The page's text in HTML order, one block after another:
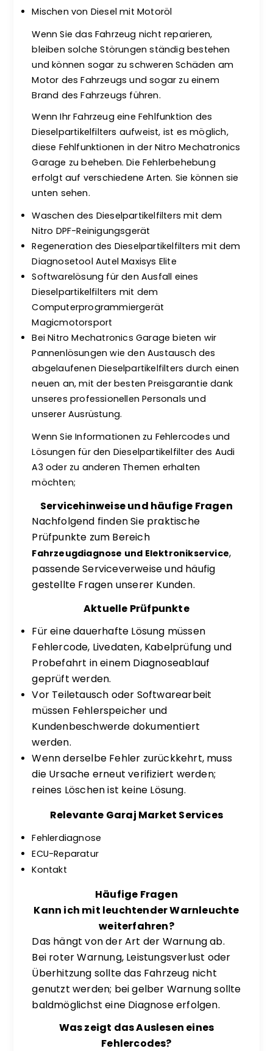
Mischen von Diesel mit Motoröl
Wenn Sie das Fahrzeug nicht reparieren,
bleiben solche Störungen ständig bestehen
und können sogar zu schweren Schäden am
Motor des Fahrzeugs und sogar zu einem
Brand des Fahrzeugs führen.
Wenn Ihr Fahrzeug eine Fehlfunktion des
Dieselpartikelfilters aufweist, ist es möglich,
diese Fehlfunktionen in der Nitro Mechatronics
Garage zu beheben. Die Fehlerbehebung
erfolgt auf verschiedene Arten. Sie können sie
unten sehen.
Waschen des Dieselpartikelfilters mit dem
Nitro DPF-Reinigungsgerät
Regeneration des Dieselpartikelfilters mit dem
Diagnosetool Autel Maxisys Elite
Softwarelösung für den Ausfall eines
Dieselpartikelfilters mit dem
Computerprogrammiergerät
Magicmotorsport
Bei Nitro Mechatronics Garage bieten wir
Pannenlösungen wie den Austausch des
abgelaufenen Dieselpartikelfilters durch einen
neuen an, mit der besten Preisgarantie dank
unseres professionellen Personals und
unserer Ausrüstung.
Wenn Sie Informationen zu Fehlercodes und
Lösungen für den Dieselpartikelfilter des Audi
A3 oder zu anderen Themen erhalten
möchten;
Servicehinweise und häufige Fragen
Nachfolgend finden Sie praktische
Prüfpunkte zum Bereich
Fahrzeugdiagnose und Elektronikservice,
passende Serviceverweise und häufig
gestellte Fragen unserer Kunden.
Aktuelle Prüfpunkte
Für eine dauerhafte Lösung müssen
Fehlercode, Livedaten, Kabelprüfung und
Probefahrt in einem Diagnoseablauf
geprüft werden.
Vor Teiletausch oder Softwarearbeit
müssen Fehlerspeicher und
Kundenbeschwerde dokumentiert
werden.
Wenn derselbe Fehler zurückkehrt, muss
die Ursache erneut verifiziert werden;
reines Löschen ist keine Lösung.
Relevante Garaj Market Services
Fehlerdiagnose
ECU-Reparatur
Kontakt
Häufige Fragen
Kann ich mit leuchtender Warnleuchte
weiterfahren?
Das hängt von der Art der Warnung ab.
Bei roter Warnung, Leistungsverlust oder
Überhitzung sollte das Fahrzeug nicht
genutzt werden; bei gelber Warnung sollte
baldmöglichst eine Diagnose erfolgen.
Was zeigt das Auslesen eines
Fehlercodes?